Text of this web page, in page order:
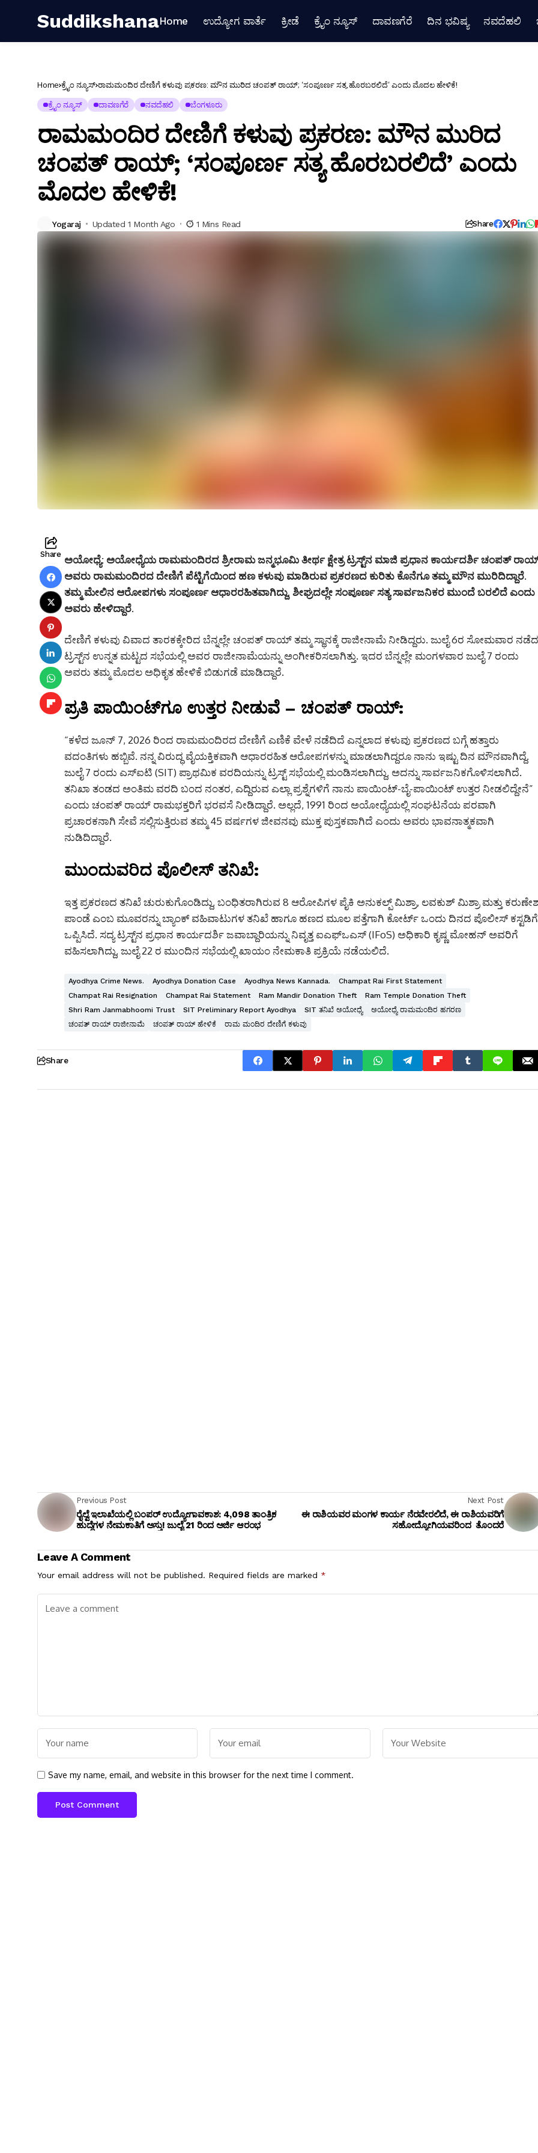
SuddikshanaHome ಉದ್ಯೋಗ ವಾರ್ತೆ ಕ್ರೀಡೆ ಕ್ರೈಂ ನ್ಯೂಸ್ ದಾವಣಗೆರೆ ದಿನ ಭವಿಷ್ಯ ನವದೆಹಲಿ
Home ಕ್ರೈಂ ನ್ಯೂಸ್ ರಾಮಮಂದಿರ ದೇಣಿಗೆ ಕಳುವು ಪ್ರಕರಣ: ಮೌನ ಮುರಿದ ಚಂಪತ್ ರಾಯ್; ‘ಸಂಪೂರ್ಣ ಸತ್ಯ ಹೊರಬರಲಿದೆ’ ಎಂದು ಮೊದಲ ಹೇಳಿಕೆ!
ಕ್ರೈಂ ನ್ಯೂಸ್ ದಾವಣಗೆರೆ ನವದೆಹಲಿ ಬೆಂಗಳೂರು
ರಾಮಮಂದಿರ ದೇಣಿಗೆ ಕಳುವು ಪ್ರಕರಣ: ಮೌನ ಮುರಿದ
ಚಂಪತ್ ರಾಯ್; ‘ಸಂಪೂರ್ಣ ಸತ್ಯ ಹೊರಬರಲಿದೆ’ ಎಂದು
ಮೊದಲ ಹೇಳಿಕೆ!
Yogaraj Updated 1 Month Ago 1 Mins Read Share
Share ಅಯೋಧ್ಯೆ: ಅಯೋಧ್ಯೆಯ ರಾಮಮಂದಿರದ ಶ್ರೀರಾಮ ಜನ್ಮಭೂಮಿ ತೀರ್ಥ ಕ್ಷೇತ್ರ ಟ್ರಸ್ಟ್‌ನ ಮಾಜಿ ಪ್ರಧಾನ ಕಾರ್ಯದರ್ಶಿ ಚಂಪತ್
ಅವರು ರಾಮಮಂದಿರದ ದೇಣಿಗೆ ಪೆಟ್ಟಿಗೆಯಿಂದ ಹಣ ಕಳುವು ಮಾಡಿರುವ ಪ್ರಕರಣದ ಕುರಿತು ಕೊನೆಗೂ ತಮ್ಮ ಮೌನ ಮುರಿದಿದ್ದಾರೆ.
ತಮ್ಮ ಮೇಲಿನ ಆರೋಪಗಳು ಸಂಪೂರ್ಣ ಆಧಾರರಹಿತವಾಗಿದ್ದು, ಶೀಘ್ರದಲ್ಲೇ ಸಂಪೂರ್ಣ ಸತ್ಯ ಸಾರ್ವಜನಿಕರ ಮುಂದೆ ಬರಲಿದೆ ಎಂದು
ಅವರು ಹೇಳಿದ್ದಾರೆ.
ದೇಣಿಗೆ ಕಳುವು ವಿವಾದ ತಾರಕಕ್ಕೇರಿದ ಬೆನ್ನಲ್ಲೇ ಚಂಪತ್ ರಾಯ್ ತಮ್ಮ ಸ್ಥಾನಕ್ಕೆ ರಾಜೀನಾಮೆ ನೀಡಿದ್ದರು. ಜುಲೈ 6ರ ಸೋಮವಾರ ನಡೆದ
ಟ್ರಸ್ಟ್‌ನ ಉನ್ನತ ಮಟ್ಟದ ಸಭೆಯಲ್ಲಿ ಅವರ ರಾಜೀನಾಮೆಯನ್ನು ಅಂಗೀಕರಿಸಲಾಗಿತ್ತು. ಇದರ ಬೆನ್ನಲ್ಲೇ ಮಂಗಳವಾರ ಜುಲೈ 7 ರಂದು
ಅವರು ತಮ್ಮ ಮೊದಲ ಅಧಿಕೃತ ಹೇಳಿಕೆ ಬಿಡುಗಡೆ ಮಾಡಿದ್ದಾರೆ.
ಪ್ರತಿ ಪಾಯಿಂಟ್‌ಗೂ ಉತ್ತರ ನೀಡುವೆ – ಚಂಪತ್ ರಾಯ್:
“ಕಳೆದ ಜೂನ್ 7, 2026 ರಿಂದ ರಾಮಮಂದಿರದ ದೇಣಿಗೆ ಎಣಿಕೆ ವೇಳೆ ನಡೆದಿದೆ ಎನ್ನಲಾದ ಕಳುವು ಪ್ರಕರಣದ ಬಗ್ಗೆ ಹತ್ತಾರು
ವದಂತಿಗಳು ಹಬ್ಬಿವೆ. ನನ್ನ ವಿರುದ್ಧ ವೈಯಕ್ತಿಕವಾಗಿ ಆಧಾರರಹಿತ ಆರೋಪಗಳನ್ನು ಮಾಡಲಾಗಿದ್ದರೂ ನಾನು ಇಷ್ಟು ದಿನ ಮೌನವಾಗಿದ್ದೆ.
ಜುಲೈ 7 ರಂದು ಎಸ್‌ಐಟಿ (SIT) ಪ್ರಾಥಮಿಕ ವರದಿಯನ್ನು ಟ್ರಸ್ಟ್ ಸಭೆಯಲ್ಲಿ ಮಂಡಿಸಲಾಗಿದ್ದು, ಅದನ್ನು ಸಾರ್ವಜನಿಕಗೊಳಿಸಲಾಗಿದೆ.
ತನಿಖಾ ತಂಡದ ಅಂತಿಮ ವರದಿ ಬಂದ ನಂತರ, ಎದ್ದಿರುವ ಎಲ್ಲಾ ಪ್ರಶ್ನೆಗಳಿಗೆ ನಾನು ಪಾಯಿಂಟ್-ಬೈ-ಪಾಯಿಂಟ್ ಉತ್ತರ ನೀಡಲಿದ್ದೇನೆ”
ಎಂದು ಚಂಪತ್ ರಾಯ್ ರಾಮಭಕ್ತರಿಗೆ ಭರವಸೆ ನೀಡಿದ್ದಾರೆ. ಅಲ್ಲದೆ, 1991 ರಿಂದ ಅಯೋಧ್ಯೆಯಲ್ಲಿ ಸಂಘಟನೆಯ ಪರವಾಗಿ
ಪ್ರಚಾರಕನಾಗಿ ಸೇವೆ ಸಲ್ಲಿಸುತ್ತಿರುವ ತಮ್ಮ 45 ವರ್ಷಗಳ ಜೀವನವು ಮುಕ್ತ ಪುಸ್ತಕವಾಗಿದೆ ಎಂದು ಅವರು ಭಾವನಾತ್ಮಕವಾಗಿ
ನುಡಿದಿದ್ದಾರೆ.
ಮುಂದುವರಿದ ಪೊಲೀಸ್ ತನಿಖೆ:
ಇತ್ತ ಪ್ರಕರಣದ ತನಿಖೆ ಚುರುಕುಗೊಂಡಿದ್ದು, ಬಂಧಿತರಾಗಿರುವ 8 ಆರೋಪಿಗಳ ಪೈಕಿ ಅನುಕಲ್ಪ್ ಮಿಶ್ರಾ, ಲವಕುಶ್ ಮಿಶ್ರಾ ಮತ್ತು
ಪಾಂಡೆ ಎಂಬ ಮೂವರನ್ನು ಬ್ಯಾಂಕ್ ವಹಿವಾಟುಗಳ ತನಿಖೆ ಹಾಗೂ ಹಣದ ಮೂಲ ಪತ್ತೆಗಾಗಿ ಕೋರ್ಟ್ ಒಂದು ದಿನದ ಪೊಲೀಸ್ ಕಸ್ಟಡಿಗೆ
ಒಪ್ಪಿಸಿದೆ. ಸದ್ಯ ಟ್ರಸ್ಟ್‌ನ ಪ್ರಧಾನ ಕಾರ್ಯದರ್ಶಿ ಜವಾಬ್ದಾರಿಯನ್ನು ನಿವೃತ್ತ ಐಎಫ್‌ಒಎಸ್ (IFoS) ಅಧಿಕಾರಿ ಕೃಷ್ಣ ಮೋಹನ್ ಅವರಿಗೆ
ವಹಿಸಲಾಗಿದ್ದು, ಜುಲೈ 22 ರ ಮುಂದಿನ ಸಭೆಯಲ್ಲಿ ಖಾಯಂ ನೇಮಕಾತಿ ಪ್ರಕ್ರಿಯೆ ನಡೆಯಲಿದೆ.
Ayodhya Crime News. Ayodhya Donation Case Ayodhya News Kannada.
Champat Rai First Statement
Champat Rai Resignation
Champat Rai Statement Ram Mandir Donation Theft
Ram Temple Donation Theft
Shri Ram Janmabhoomi Trust
SIT Preliminary Report Ayodhya SIT ತನಿಖೆ ಅಯೋಧ್ಯೆ
ಅಯೋಧ್ಯೆ ರಾಮಮಂದಿರ ಹಗರಣ
ಚಂಪತ್ ರಾಯ್ ರಾಜೀನಾಮೆ
ಚಂಪತ್ ರಾಯ್ ಹೇಳಿಕೆ ರಾಮ ಮಂದಿರ ದೇಣಿಗೆ ಕಳುವು
Share
Previous Post
ರೈಲ್ವೆ ಇಲಾಖೆಯಲ್ಲಿ ಬಂಪರ್ ಉದ್ಯೋಗಾವಕಾಶ: 4,098 ತಾಂತ್ರಿಕ
ಹುದ್ದೆಗಳ ನೇಮಕಾತಿಗೆ ಅಸ್ತು! ಜುಲೈ 21 ರಿಂದ ಅರ್ಜಿ ಆರಂಭ
Next Post
ಈ ರಾಶಿಯವರ ಮಂಗಳ ಕಾರ್ಯ ನೆರವೇರಲಿದೆ, ಈ ರಾಶಿಯವರಿಗೆ
ಸಹೋದ್ಯೋಗಿಯವರಿಂದ ತೊಂದರೆ
Leave A Comment
Your email address will not be published. Required fields are marked *
Save my name, email, and website in this browser for the next time I comment.